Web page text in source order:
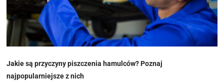
Jakie są przyczyny piszczenia hamulców? Poznaj
najpopularniejsze z nich